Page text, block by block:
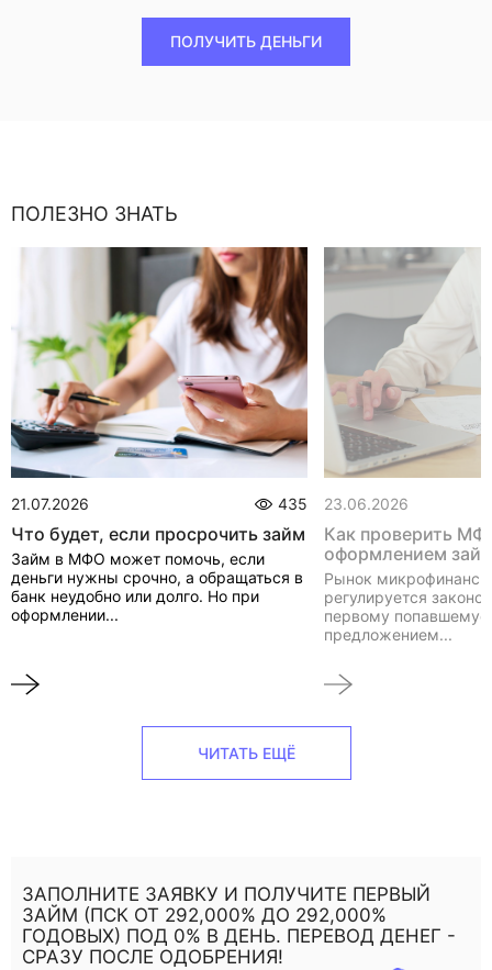
ПОЛУЧИТЬ ДЕНЬГИ
ПОЛЕЗНО ЗНАТЬ
21.07.2026 435
Что будет, если просрочить займ
Займ в МФО может помочь, если
деньги нужны срочно, а обращаться в
банк неудобно или долго. Но при
оформлении...
23.06.2026
Как проверить
оформлением
Рынок
регулируется
первому
предложением...
ЧИТАТЬ ЕЩЁ
ЗАПОЛНИТЕ ЗАЯВКУ И ПОЛУЧИТЕ ПЕРВЫЙ
ЗАЙМ (ПСК ОТ 292,000% ДО 292,000%
ГОДОВЫХ) ПОД 0% В ДЕНЬ. ПЕРЕВОД ДЕНЕГ -
СРАЗУ ПОСЛЕ ОДОБРЕНИЯ!